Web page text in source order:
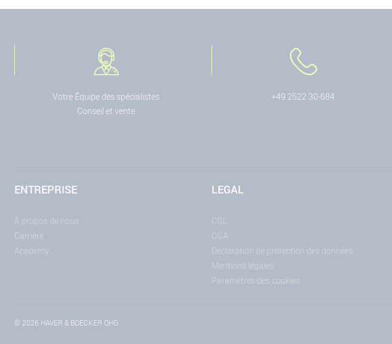
Votre Équipe des spécialistes
Conseil et vente
+49 2522 30-684
ENTREPRISE
À propos de nous
Carrière
Academy
LEGAL
CGL
CGA
Déclaration de protection des données
Mentions légales
Paramètres des cookies
© 2026 HAVER & BOECKER OHG